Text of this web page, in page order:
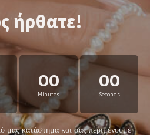
ήρθατε!
00
Minutes
00
Seconds
μας κατάστημα και σας περιμένουμε